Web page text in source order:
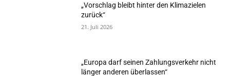
„Vorschlag bleibt hinter den Klimazielen
zurück“
21. Juli 2026
„Europa darf seinen Zahlungsverkehr nicht
länger anderen überlassen“